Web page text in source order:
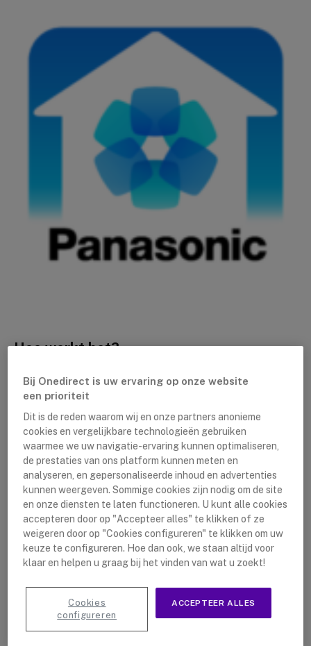
Hoe werkt het?
Het centrale punt van dit systeem is de Hub, een klein
apparaatje dat u in uw huis plaatst en dat alle Smart
Home apparaten met elkaar verbindt. Tevens is de
Hub verbonden met WiFi en hierdoor ook met de
gratis smartphone app
Het volledige systeem is te besturen vanaf uw
smartphone door middel van de app. Hiermee kunt u
live camerabeelden bekijken, uw elektronische
apparaten aan- en uitzetten, het systeem (de)activeren,
en push notificaties ontvangen.
Alle aangesloten apparaten zijn vanuit deze app te
besturen, waar u ook bent!
Bij Onedirect is uw ervaring op onze website
een prioriteit
Dit is de reden waarom wij en onze partners anonieme
cookies en vergelijkbare technologieën gebruiken
waarmee we uw navigatie-ervaring kunnen optimaliseren,
de prestaties van ons platform kunnen meten en
analyseren, en gepersonaliseerde inhoud en advertenties
kunnen weergeven. Sommige cookies zijn nodig om de site
en onze diensten te laten functioneren. U kunt alle cookies
accepteren door op "Accepteer alles" te klikken of ze
weigeren door op "Cookies configureren" te klikken om uw
keuze te configureren. Hoe dan ook, we staan altijd voor
klaar en helpen u graag bij het vinden van wat u zoekt!
ACCEPTEER ALLES
Cookies
configureren